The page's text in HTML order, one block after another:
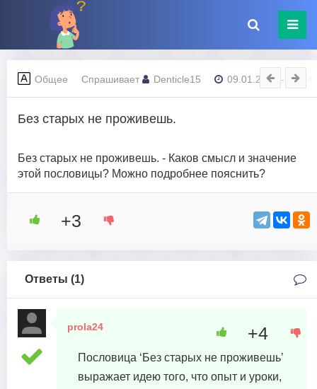
Общее Спрашивает Denticle15 09.01.2024 - 07:24
Без старых не проживешь.
Без старых не проживешь. - Каков смысл и значение
этой пословицы? Можно подробнее пояснить?
+3
Ответы (1)
prola24
Пословица ‘Без старых не проживешь’
выражает идею того, что опыт и уроки,
+4